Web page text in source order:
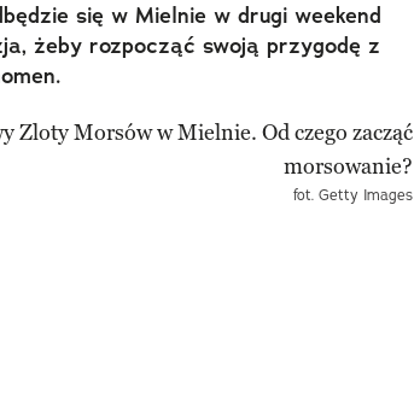
się w Mielnie w drugi weekend
żeby rozpocząć swoją przygodę z
fot. Getty Images